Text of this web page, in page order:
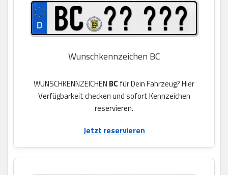
Wunschkennzeichen BC
WUNSCHKENNZEICHEN BC für Dein Fahrzeug? Hier
Verfügbarkeit checken und sofort Kennzeichen
reservieren.
Jetzt reservieren